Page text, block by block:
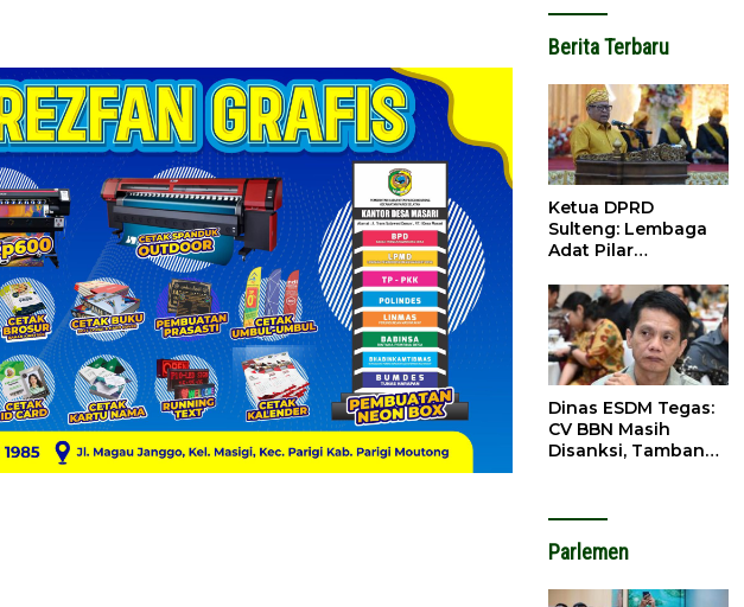
Naik Motor
Butut
Berita Terbaru
Ketua DPRD
Sulteng: Lembaga
Adat Pilar
Pembangunan
Dinas ESDM Tegas:
CV BBN Masih
Disanksi, Tambang
Parlemen